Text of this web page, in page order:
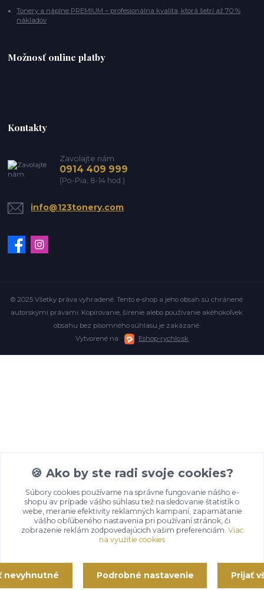
Tonery a náplne PREMIUM – profesionálna kvalita, ktorá šetrí až 70 %
nákladov
Možnosť online platby
Kontakty
Zavolajte nám.
0914 409 999
(Po-Pia, 8-14 hod.)
info@123tonery.com
© 2025 Všetky práva vyhradené. Tento e-shop a jeho obsah sú chránené
autorskými právami. Kopírovanie, šírenie alebo používanie akéhokoľvek
obsahu bez písomného súhlasu je zakázané.
Vytvorené na
Eshop-rychlo.sk
🍪 Ako by ste radi svoje cookies?
Súbory cookies používame na správne fungovanie nášho e-
shopu av prípade vášho súhlasu tiež na sledovanie štatistík o
webe, meranie efektivity reklamných kampaní, zapamätanie
vášho obľúbeného nastavenia pri používaní stránok, či
zobrazenie reklám zodpovedajúcich vašim preferenciám. Viac
na využitie cookies
nevyhnutné Podrobné nastavenie Prijať